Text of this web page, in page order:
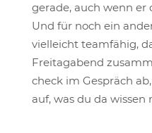
gerade, auch wenn
Und für noch ein
vielleicht teamfähig,
Freitagabend
check im Gespräch
auf, was du da wissen